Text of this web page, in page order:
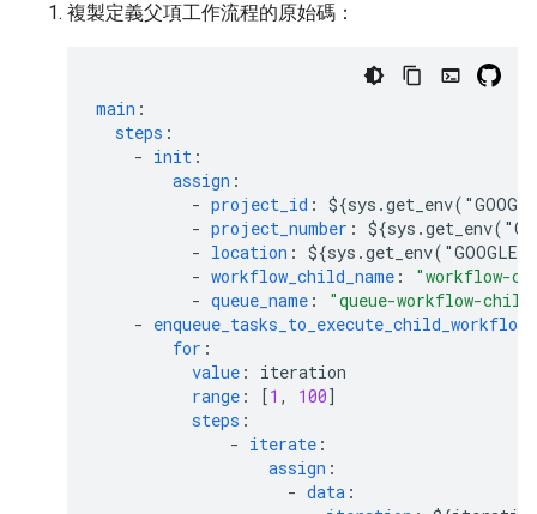
複製定義父項工作流程的原始碼：
main :
steps :
- init :
assign :
- project_id :
- project_number :
- location :
- workflow_child_name :
"workflow-
- queue_name :
"queue-workflow-
- enqueue_tasks_to_execute_child_workflow
for :
value :
iteration
range : [1 , 100]
steps :
- iterate :
assign :
- data :